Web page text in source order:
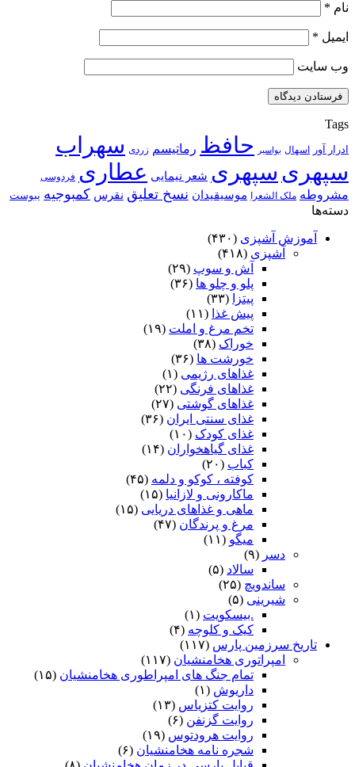
نام *
ایمیل *
وب‌ سایت
Tags
ادرار آور اسهال بواسیر حافظ رماتیسم زردی سهراب
سپهری سپهری شعر نیمایی عطاری فردوسی
مشروطه ملک الشعرا موسیقیدان نسخ تعلیق نقرس کمبوجیه یبوست
دسته‌ها
آموزش آشپزی (۴۳۰)
آشپزی (۴۱۸)
آش و سوپ (۲۹)
پلو و چلو ها (۳۶)
پیتزا
(۳۳)
پیش غذا (۱۱)
تخم مرغ و املت (۱۹)
خوراک (۳۸)
خورشت ها (۳۶)
غذاهای رژیمی (۱)
غذاهای فرنگی (۲۲)
غذاهای گوشتی (۲۷)
غذای سنتی ایران (۳۶)
غذای کودک (۱۰)
غذای گیاهخواران (۱۴)
کباب (۲۰)
کوفته ، کوکو و دلمه (۴۵)
ماکارونی و لازانیا (۱۵)
ماهی و غذاهای دریایی (۱۵)
مرغ و پرندگان (۴۷)
میگو (۱۱)
دسر (۹)
سالاد (۵)
ساندویچ (۲۵)
شیرینی (۵)
.بیسکویت (۱)
کیک و کلوچه (۴)
تاریخ سرزمین پارس (۱۱۷)
امپراتوری هخامنشیان (۱۱۷)
تمام جنگ های امپراطوری هخامنشیان (۱۵)
داریوش (۱)
روایت کتزیاس (۱۳)
روایت گزنفن (۶)
روایت هرودتوس (۱۹)
شجره نامه هخامنشیان (۶)